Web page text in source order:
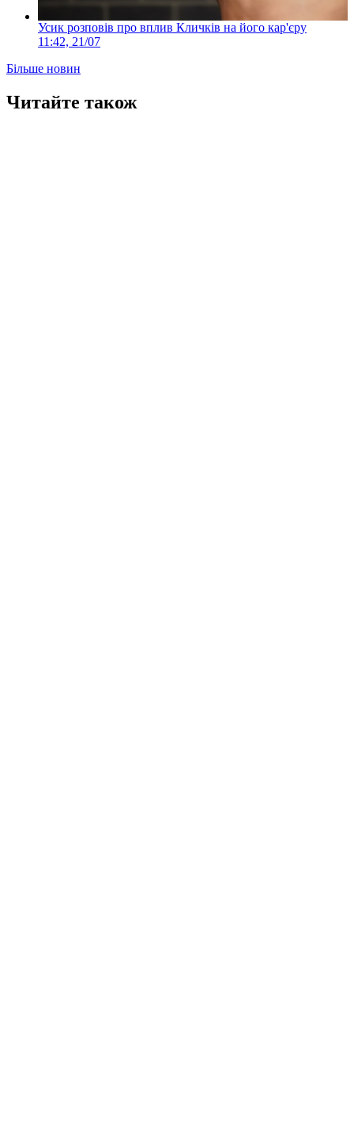
Усик розповів про вплив Кличків на його кар'єру
11:42, 21/07
Більше новин
Читайте також